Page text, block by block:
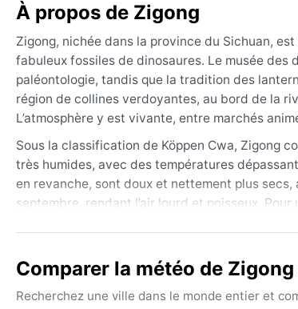
À propos de Zigong
Zigong, nichée dans la province du Sichuan,
fabuleux fossiles de dinosaures. Le musée des
paléontologie, tandis que la tradition des
région de collines verdoyantes, au bord de la
L’atmosphère y est vivante, entre marchés
Sous la classification de Köppen Cwa, Zigong
très humides, avec des températures
en revanche, sont doux et nettement plus
septembre, rendant l’air lourd et poisseux.
températures sont agréables et l’humidité
L’hiver peut apporter des journées
Comparer la météo de
Recherchez une ville dans le monde entier et